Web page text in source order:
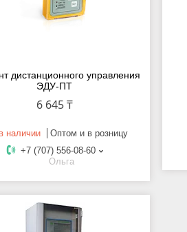
дистанционного управления
ЭДУ-ПТ
6 645 ₸
наличии
Оптом и в розницу
+7 (707) 556-08-60
Ольга